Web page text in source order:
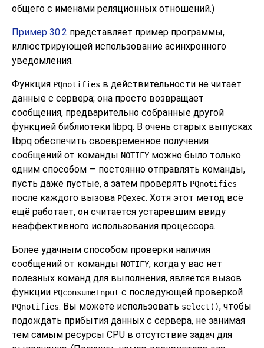
общего с именами реляционных отношений.)
Пример 30.2 представляет пример программы,
иллюстрирующей использование асинхронного
уведомления.
Функция PQnotifies в действительности не читает
данные с сервера; она просто возвращает
сообщения, предварительно собранные другой
функцией библиотеки libpq. В очень старых выпусках
libpq обеспечить своевременное получения
сообщений от команды NOTIFY можно было только
одним способом — постоянно отправлять команды,
пусть даже пустые, а затем проверять PQnotifies
после каждого вызова PQexec. Хотя этот метод всё
ещё работает, он считается устаревшим ввиду
неэффективного использования процессора.
Более удачным способом проверки наличия
сообщений от команды NOTIFY, когда у вас нет
полезных команд для выполнения, является вызов
функции PQconsumeInput с последующей проверкой
PQnotifies. Вы можете использовать select(), чтобы
подождать прибытия данных с сервера, не занимая
тем самым ресурсы CPU в отсутствие задач для